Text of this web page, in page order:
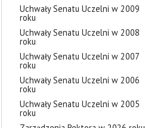
Uchwały Senatu Uczelni w 2009
roku
Uchwały Senatu Uczelni w 2008
roku
Uchwały Senatu Uczelni w 2007
roku
Uchwały Senatu Uczelni w 2006
roku
Uchwały Senatu Uczelni w 2005
roku